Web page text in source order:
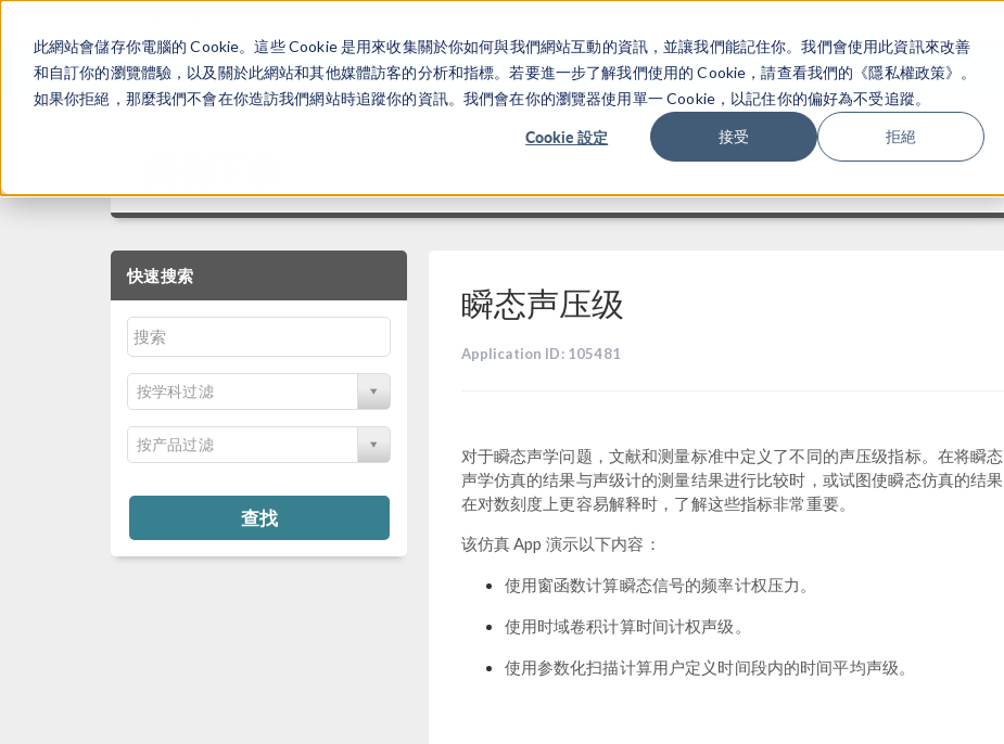
此網站會儲存你電腦的 Cookie。這些 Cookie 是用來收集關於你如何與我們網站互動的資訊，並讓我們能記住你。我們會使用此資訊來改善
和自訂你的瀏覽體驗，以及關於此網站和其他媒體訪客的分析和指標。若要進一步了解我們使用的 Cookie，請查看我們的《隱私權政策》。
如果你拒絕，那麼我們不會在你造訪我們網站時追蹤你的資訊。我們會在你的瀏覽器使用單一 Cookie，以記住你的偏好為不受追蹤。
Cookie 設定 接受 拒絕
产品 行业应用
快速搜索
按学科过滤
按产品过滤
查找
瞬态声压级
Application ID: 105481
对于瞬态声学问题，文献和测量标准中定义了不同的声压级指标。在将瞬态
声学仿真的结果与声级计的测量结果进行比较时，或试图使瞬态仿真的结果
在对数刻度上更容易解释时，了解这些指标非常重要。
该仿真 App 演示以下内容：
使用窗函数计算瞬态信号的频率计权压力。
使用时域卷积计算时间计权声级。
使用参数化扫描计算用户定义时间段内的时间平均声级。